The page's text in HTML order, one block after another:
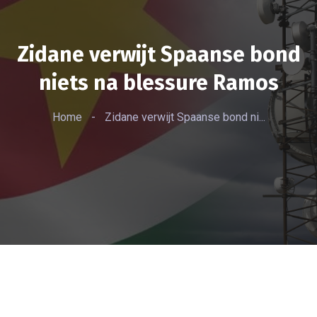
Zidane verwijt Spaanse bond
niets na blessure Ramos
Home - Zidane verwijt Spaanse bond ni...